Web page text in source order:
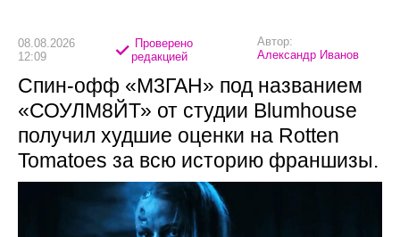
08.08.2026
12:09
Проверено
редакцией
Автор:
Александр Иванов
Спин-офф «М3ГАН» под названием
«СОУЛМ8ЙТ» от студии Blumhouse
получил худшие оценки на Rotten
Tomatoes за всю историю франшизы.